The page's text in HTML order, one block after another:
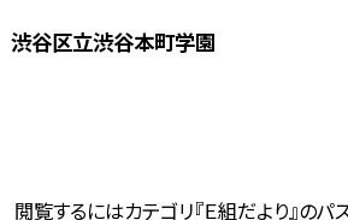
渋谷区立渋谷本町学園
閲覧するにはカテゴリ『Ｅ組だより』のパ